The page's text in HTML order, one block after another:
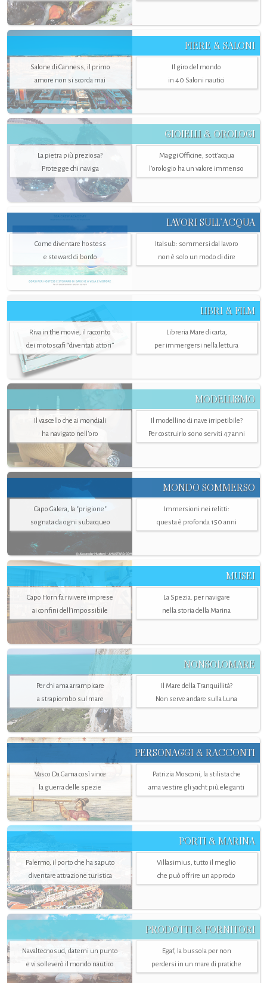
FIERE & SALONI
Salone di Canness, il primo
amore non si scorda mai
Il giro del mondo
in 40 Saloni nautici
GIOIELLI & OROLOGI
La pietra più preziosa?
Protegge chi naviga
Maggi Officine, sott’acqua
l'orologio ha un valore immenso
LAVORI SULL’ACQUA
Come diventare hostess
e steward di bordo
Italsub: sommersi dal lavoro
non è solo un modo di dire
LIBRI & FILM
Riva in the movie, il racconto
dei motoscafi “diventati attori”
Libreria Mare di carta,
per immergersi nella lettura
MODELLISMO
Il vascello che ai mondiali
ha navigato nell’oro
Il modellino di nave irripetibile?
Per costruirlo sono serviti 47 anni
MONDO SOMMERSO
Capo Galera, la "prigione"
sognata da ogni subacqueo
Immersioni nei relitti:
questa è profonda 150 anni
MUSEI
Capo Horn fa rivivere imprese
ai confini dell’impossibile
La Spezia. per navigare
nella storia della Marina
NONSOLOMARE
Per chi ama arrampicare
a strapiombo sul mare
Il Mare della Tranquillità?
Non serve andare sulla Luna
PERSONAGGI & RACCONTI
Vasco Da Gama così vince
la guerra delle spezie
Patrizia Mosconi, la stilista che
ama vestire gli yacht più eleganti
PORTI & MARINA
Palermo, il porto che ha saputo
diventare attrazione turistica
Villasimius, tutto il meglio
che può offrire un approdo
PRODOTTI & FORNITORI
Navaltecnosud, datemi un punto
e vi solleverò il mondo nautico
Egaf, la bussola per non
perdersi in un mare di pratiche